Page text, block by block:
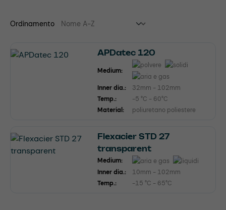
Ordinamento
APDatec 120
Medium:
Inner dia.:
32mm - 102mm
Temp.:
-5 °C - 60°C
Material:
poliuretano poliestere
Flexacier STD 27
transparent
Medium:
Inner dia.:
10mm - 102mm
Temp.:
-15 °C - 65°C